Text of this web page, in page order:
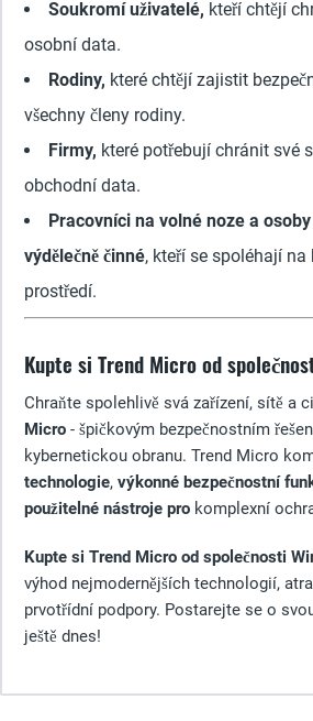
Soukromí uživatelé, kteří chtějí
osobní data.
Rodiny, které chtějí zajistit
všechny členy rodiny.
Firmy, které potřebují chránit své
obchodní data.
Pracovníci na volné noze a
výdělečně činné, kteří se spoléhají na
prostředí.
Kupte si Trend Micro od
Chraňte spolehlivě svá zařízení, sítě a
Micro - špičkovým bezpečnostním
kybernetickou obranu. Trend Micro
technologie, výkonné bezpečnostní
použitelné nástroje pro komplexní
Kupte si Trend Micro od společnosti
výhod nejmodernějších technologií,
prvotřídní podpory. Postarejte se o
ještě dnes!